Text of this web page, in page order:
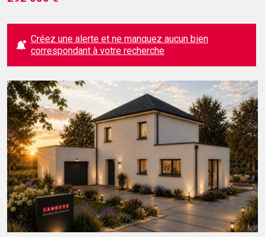
Créez une alerte et ne manquez aucun bien
correspondant à votre recherche